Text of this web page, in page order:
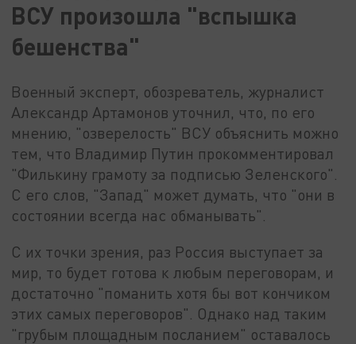
ВСУ произошла "вспышка
бешенства"
Военный эксперт, обозреватель, журналист
Александр Артамонов уточнил, что, по его
мнению, "озверелость" ВСУ объяснить можно
тем, что Владимир Путин прокомментировал
"Филькину грамоту за подписью Зеленского".
С его слов, "Запад" может думать, что "они в
состоянии всегда нас обманывать".
С их точки зрения, раз Россия выступает за
мир, то будет готова к любым переговорам, и
достаточно "поманить хотя бы вот кончиком
этих самых переговоров". Однако над таким
"грубым площадным посланием" оставалось